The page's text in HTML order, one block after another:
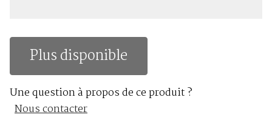
Plus disponible
Une question à propos de ce produit ?
Nous contacter